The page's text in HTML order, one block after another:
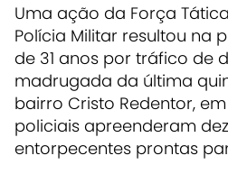
Uma ação da Força
Polícia Militar resultou na
de 31 anos por tráfico de
madrugada da última
bairro Cristo Redentor,
policiais apreenderam
entorpecentes prontas